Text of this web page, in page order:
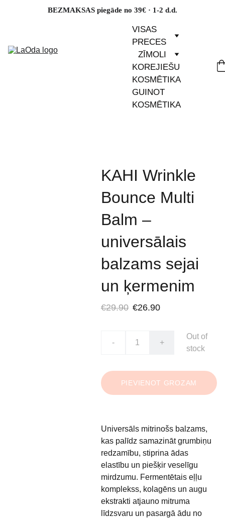
BEZMAKSAS piegāde no 39€ · 1-2 d.d.
VISAS
PRECES
ZĪMOLI
KOREJIEŠU
KOSMĒTIKA
GUINOT
KOSMĒTIKA
KAHI Wrinkle
Bounce Multi
Balm –
universālais
balzams sejai
un ķermenim
€29.90 €26.90
- +
Out of
stock
PIEVIENOT GROZAM
Universāls mitrinošs balzams,
kas palīdz samazināt grumbiņu
redzamību, stiprina ādas
elastību un piešķir veselīgu
mirdzumu. Fermentētais eļļu
komplekss, kolagēns un augu
ekstrakti atjauno mitruma
līdzsvaru un pasargā ādu no